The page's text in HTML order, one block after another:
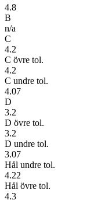
4.8
B
n/a
C
4.2
C övre tol.
4.2
C undre tol.
4.07
D
3.2
D övre tol.
3.2
D undre tol.
3.07
Hål undre tol.
4.22
Hål övre tol.
4.3